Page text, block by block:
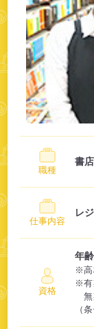
職種
書
仕事内容
レ
資格
年
※高
※有
無
（